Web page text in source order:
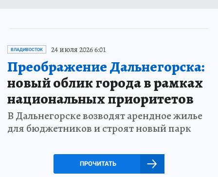
ВЛАДИВОСТОК 24 июля 2026 6:01
Преображение Дальнегорска:
новый облик города в рамках
национальных приоритетов
В Дальнегорске возводят арендное жилье
для бюджетников и строят новый парк
ПРОЧИТАТЬ